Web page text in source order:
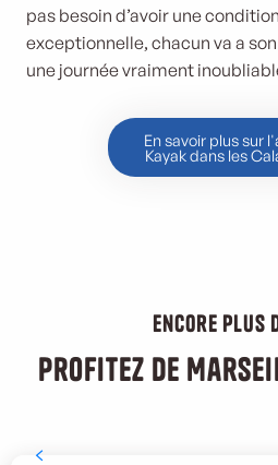
pas besoin d’avoir une
exceptionnelle, chacun va a
une journée vraiment
En savoir plus sur
Kayak dans les
Encore plus
Profitez de